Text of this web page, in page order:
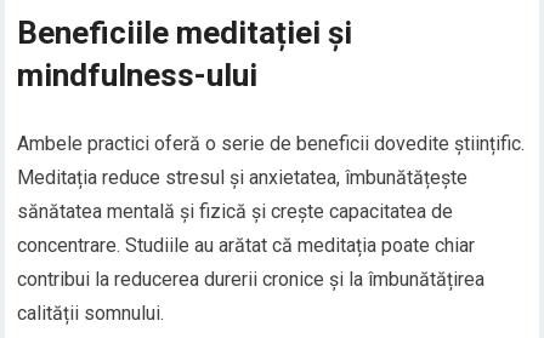
Beneficiile meditației și
mindfulness-ului
Ambele practici oferă o serie de beneficii dovedite științific.
Meditația reduce stresul și anxietatea, îmbunătățește
sănătatea mentală și fizică și crește capacitatea de
concentrare. Studiile au arătat că meditația poate chiar
contribui la reducerea durerii cronice și la îmbunătățirea
calității somnului.